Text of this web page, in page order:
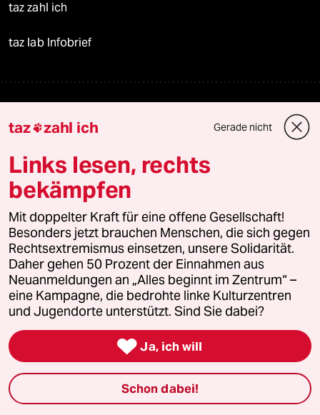
taz zahl ich
taz lab Infobrief
Veranstaltungen
Vor Ort
Live im Stream
Vergangene
taz lab 2027
Mehr taz Lesestoff
taz Blogs
taz zahl ich Gerade nicht
Links lesen, rechts
bekämpfen
Mit doppelter Kraft für eine offene Gesellschaft!
Besonders jetzt brauchen Menschen, die sich gegen
Rechtsextremismus einsetzen, unsere Solidarität.
Daher gehen 50 Prozent der Einnahmen aus
Neuanmeldungen an „Alles beginnt im Zentrum“ –
eine Kampagne, die bedrohte linke Kulturzentren
und Jugendorte unterstützt. Sind Sie dabei?
 Ja, ich will
Schon dabei!